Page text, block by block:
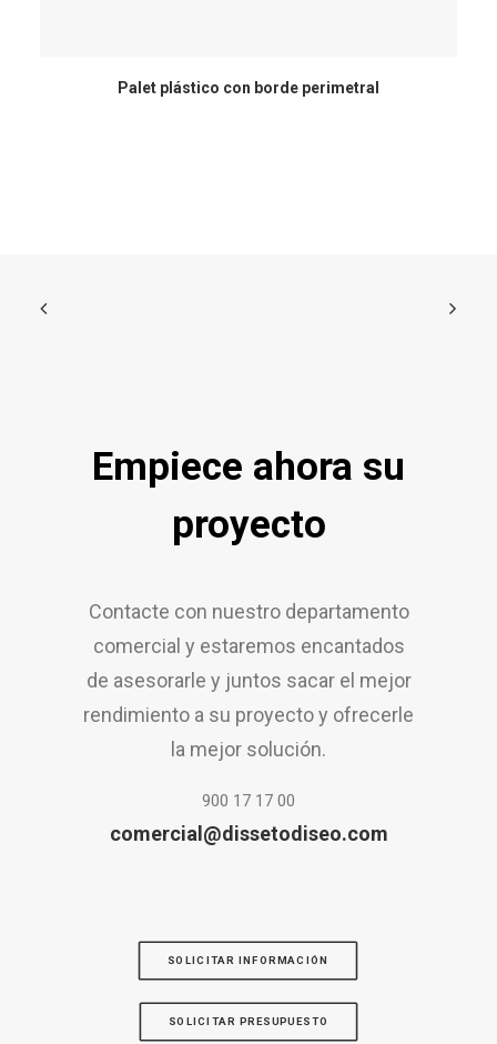
Palet plástico con borde perimetral
Empiece ahora su
proyecto
Contacte con nuestro departamento
comercial y estaremos encantados
de asesorarle y juntos sacar el mejor
rendimiento a su proyecto y ofrecerle
la mejor solución.
900 17 17 00
comercial@dissetodiseo.com
SOLICITAR INFORMACIÓN
SOLICITAR PRESUPUESTO